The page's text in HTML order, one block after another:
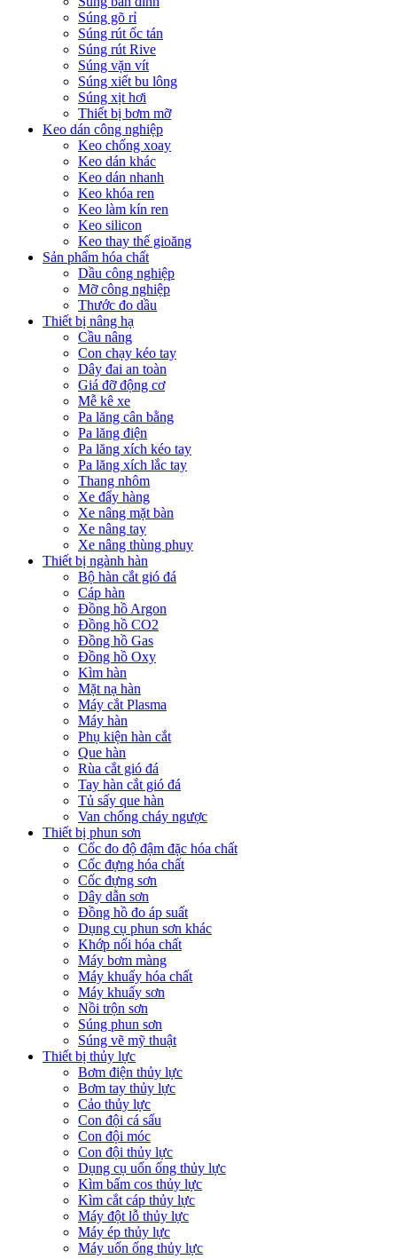
Súng gõ rỉ
Súng rút ốc tán
Súng rút Rive
Súng vặn vít
Súng xiết bu lông
Súng xịt hơi
Thiết bị bơm mỡ
Keo dán công nghiệp
Keo chống xoay
Keo dán khác
Keo dán nhanh
Keo khóa ren
Keo làm kín ren
Keo silicon
Keo thay thế gioăng
Sản phẩm hóa chất
Dầu công nghiệp
Mỡ công nghiệp
Thước đo dầu
Thiết bị nâng hạ
Cầu nâng
Con chạy kéo tay
Dây đai an toàn
Giá đỡ động cơ
Mễ kê xe
Pa lăng cân bằng
Pa lăng điện
Pa lăng xích kéo tay
Pa lăng xích lắc tay
Thang nhôm
Xe đẩy hàng
Xe nâng mặt bàn
Xe nâng tay
Xe nâng thùng phuy
Thiết bị ngành hàn
Bộ hàn cắt gió đá
Cáp hàn
Đồng hồ Argon
Đồng hồ CO2
Đồng hồ Gas
Đồng hồ Oxy
Kìm hàn
Mặt nạ hàn
Máy cắt Plasma
Máy hàn
Phụ kiện hàn cắt
Que hàn
Rùa cắt gió đá
Tay hàn cắt gió đá
Tủ sấy que hàn
Van chống cháy ngược
Thiết bị phun sơn
Cốc đo độ đậm đặc hóa chất
Cốc đựng hóa chất
Cốc đựng sơn
Dây dẫn sơn
Đồng hồ đo áp suất
Dụng cụ phun sơn khác
Khớp nối hóa chất
Máy bơm màng
Máy khuấy hóa chất
Máy khuấy sơn
Nồi trộn sơn
Súng phun sơn
Súng vẽ mỹ thuật
Thiết bị thủy lực
Bơm điện thủy lực
Bơm tay thủy lực
Cảo thủy lực
Con đội cá sấu
Con đội móc
Con đội thủy lực
Dụng cụ uốn ống thủy lực
Kìm bấm cos thủy lực
Kìm cắt cáp thủy lực
Máy đột lỗ thủy lực
Máy ép thủy lực
Máy uốn ống thủy lực